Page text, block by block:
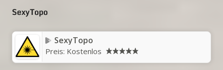
SexyTopo
SexyTopo
Preis: Kostenlos